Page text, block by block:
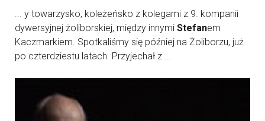
... y towarzysko, koleżeńsko z kolegami z 9. kompanii
dywersyjnej żoliborskiej, między innymi Stefanem
Kaczmarkiem. Spotkaliśmy się później na Żoliborzu, już
po czterdziestu latach. Przyjechał z ...